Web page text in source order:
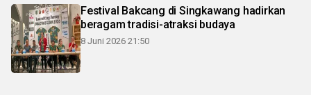
Festival Bakcang di Singkawang hadirkan
beragam tradisi-atraksi budaya
8 Juni 2026 21:50